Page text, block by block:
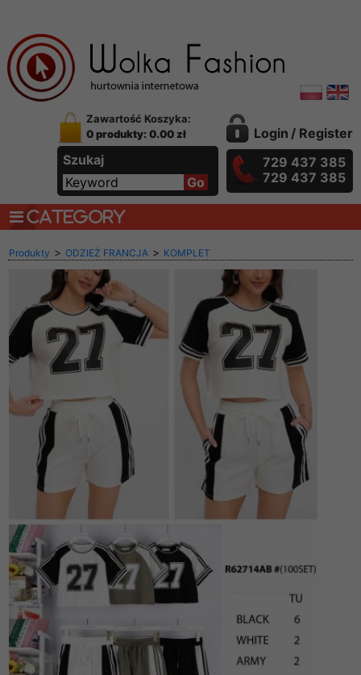
Zawartość Koszyka:
0 produkty: 0.00 zł
Szukaj
Login / Register
729 437 385
729 437 385
CATEGORY
Produkty > ODZIEŻ FRANCJA > KOMPLET